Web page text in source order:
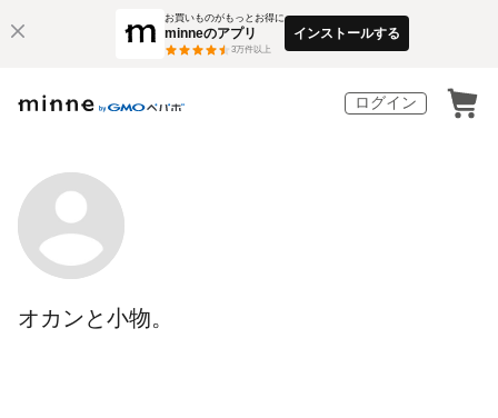
お買いものがもっとお得に
minneのアプリ
3万件以上
インストールする
ログイン
オカンと小物。